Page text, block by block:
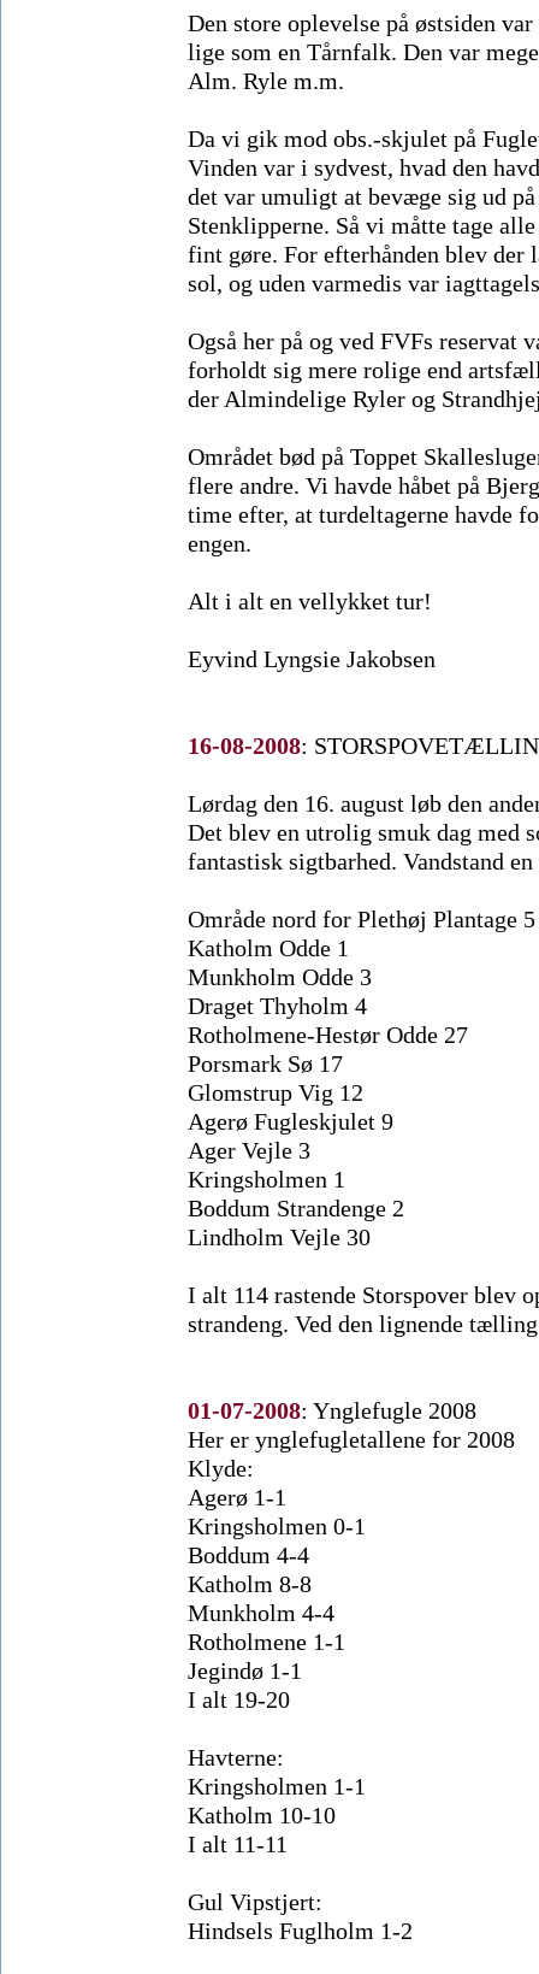
Den store oplevelse på østsiden
lige som en Tårnfalk. Den var
Alm. Ryle m.m.
Da vi gik mod obs.-skjulet på
Vinden var i sydvest, hvad den
det var umuligt at bevæge sig ud
Stenklipperne. Så vi måtte tage
fint gøre. For efterhånden blev der
sol, og uden varmedis var
Også her på og ved FVFs reservat
forholdt sig mere rolige end
der Almindelige Ryler og
Området bød på Toppet
flere andre. Vi havde håbet på
time efter, at turdeltagerne havde
engen.
Alt i alt en vellykket tur!
Eyvind Lyngsie Jakobsen
16-08-2008:
Lørdag den 16. august løb den
Det blev en utrolig smuk dag med
fantastisk sigtbarhed. Vandstand
Område nord for Plethøj Plantage 5
Katholm Odde 1
Munkholm Odde 3
Draget Thyholm 4
Rotholmene-Hestør Odde 27
Porsmark Sø 17
Glomstrup Vig 12
Agerø Fugleskjulet 9
Ager Vejle 3
Kringsholmen 1
Boddum Strandenge 2
Lindholm Vejle 30
I alt 114 rastende Storspover blev
strandeng. Ved den lignende
01-07-2008: Ynglefugle 2008
Her er ynglefugletallene for 2008
Klyde:
Agerø 1-1
Kringsholmen 0-1
Boddum 4-4
Katholm 8-8
Munkholm 4-4
Rotholmene 1-1
Jegindø 1-1
I alt 19-20
Havterne:
Kringsholmen 1-1
Katholm 10-10
I alt 11-11
Gul Vipstjert:
Hindsels Fuglholm 1-2